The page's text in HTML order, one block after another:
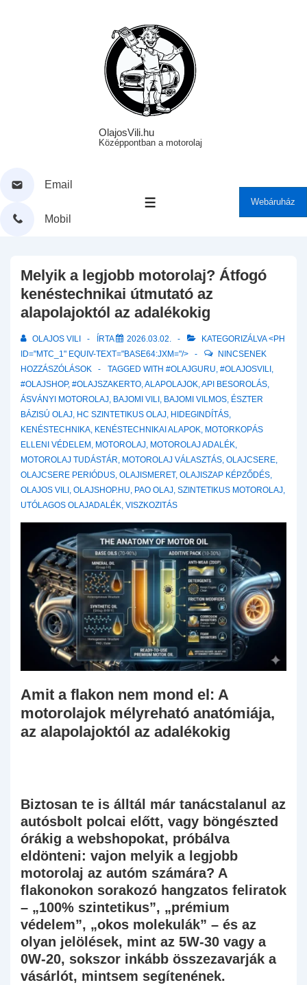
OlajosVili.hu
Középpontban a motorolaj
Email
Mobil
MENÜ Webáruház
Melyik a legjobb motorolaj? Átfogó
kenéstechnikai útmutató az
alapolajoktól az adalékokig
OLAJOS VILI ÍRTA 2026.03.02.
KATEGORIZÁLVA <PH
ID="MTC_1" EQUIV-TEXT="BASE64:JXM="/>
NINCSENEK
HOZZÁSZÓLÁSOK
TAGGED WITH #OLAJGURU, #OLAJOSVILI ,
#OLAJSHOP, #OLAJSZAKERTO,ALAPOLAJOK,API BESOROLÁS,
ÁSVÁNYI MOTOROLAJ, BAJOMI VILI , BAJOMI VILMOS, ÉSZTER
BÁZISÚ OLAJ, HC SZINTETIKUS OLAJ, HIDEGINDÍTÁS,
KENÉSTECHNIKA, KENÉSTECHNIKAI ALAPOK, MOTORKOPÁS
ELLENI VÉDELEM , MOTOROLAJ, MOTOROLAJ ADALÉK,
MOTOROLAJ TUDÁSTÁR, MOTOROLAJ VÁLASZTÁS, OLAJCSERE,
OLAJCSERE PERIÓDUS, OLAJISMERET, OLAJISZAP KÉPZŐDÉS,
OLAJOS VILI , OLAJSHOP.HU, PAO OLAJ, SZINTETIKUS MOTOROLAJ,
UTÓLAGOS OLAJADALÉK, VISZKOZITÁS
Amit a flakon nem mond el: A
motorolajok mélyreható anatómiája,
az alapolajoktól az adalékokig
Biztosan te is álltál már tanácstalanul az
autósbolt polcai előtt, vagy böngészted
órákig a webshopokat, próbálva
eldönteni: vajon melyik a legjobb
motorolaj az autóm számára? A
flakonokon sorakozó hangzatos feliratok
– „100% szintetikus”, „prémium
védelem”, „okos molekulák” – és az
olyan jelölések, mint az 5W-30 vagy a
0W-20, sokszor inkább összezavarják a
vásárlót, mintsem segítenének.